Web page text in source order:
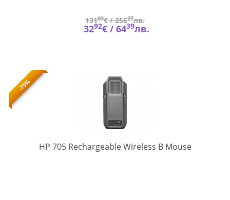
13103€ /25627лв.
3292€ /6439лв.
-75%
HP 705 Rechargeable Wireless B Mouse